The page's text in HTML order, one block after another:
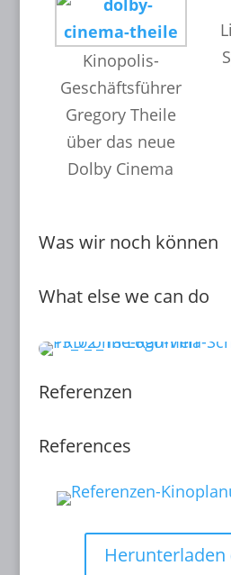
Kinopolis-
Geschäftsführer
Gregory Theile
über das neue
Dolby Cinema
Was wir noch können
What else we can do
Referenzen
References
Herunterladen